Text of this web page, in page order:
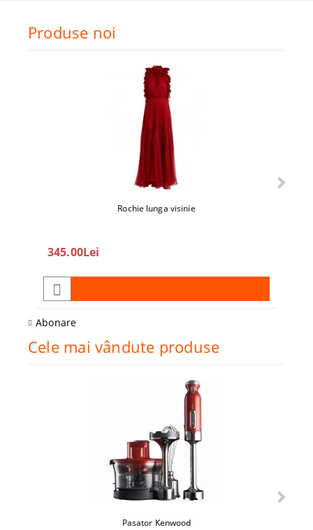
Produse noi
Rochie lunga visinie
345.00Lei
Abonare
Cele mai vândute produse
Pasator Kenwood